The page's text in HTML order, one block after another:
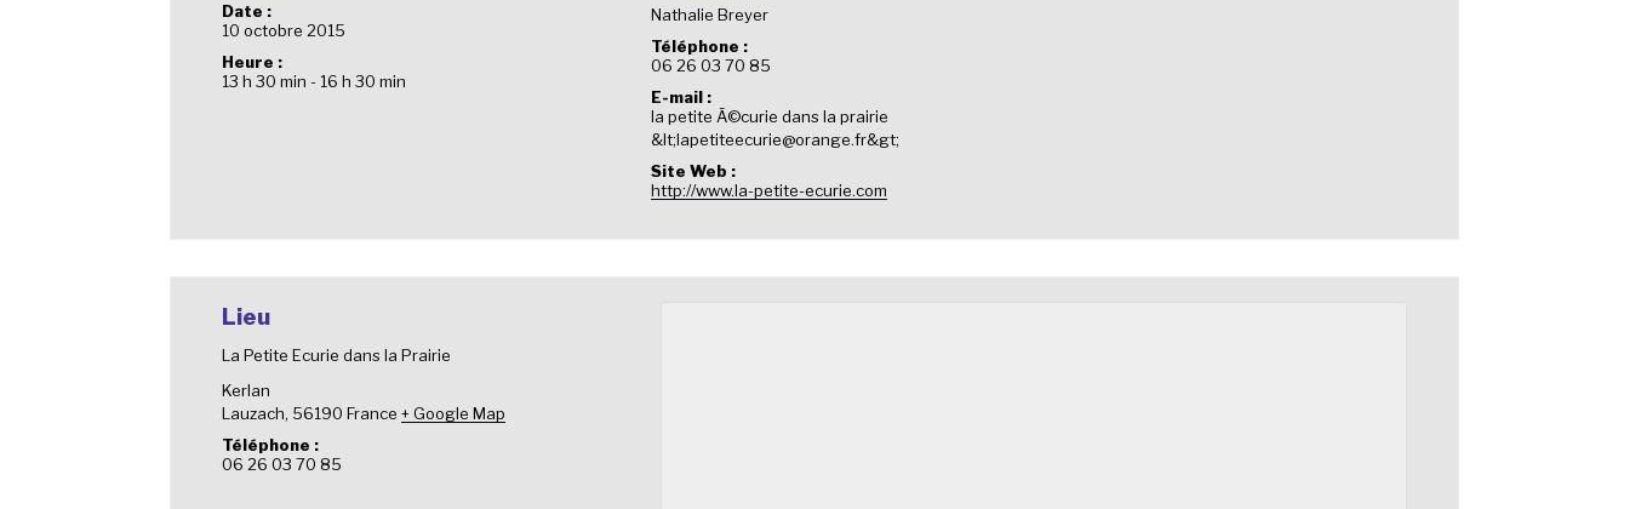
Date :
10 octobre 2015
Heure :
13 h 30 min - 16 h 30 min
Nathalie Breyer
Téléphone :
06 26 03 70 85
E-mail :
la petite Ã©curie dans la prairie
&lt;lapetiteecurie@orange.fr&gt;
Site Web :
http://www.la-petite-ecurie.com
Lieu
La Petite Ecurie dans la Prairie
Kerlan
Lauzach, 56190 France + Google Map
Téléphone :
06 26 03 70 85